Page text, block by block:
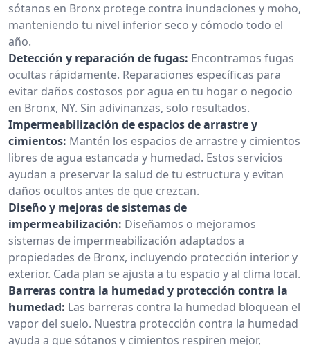
sótanos en Bronx protege contra inundaciones y moho,
manteniendo tu nivel inferior seco y cómodo todo el
año.
Detección y reparación de fugas: Encontramos fugas
ocultas rápidamente. Reparaciones específicas para
evitar daños costosos por agua en tu hogar o negocio
en Bronx, NY. Sin adivinanzas, solo resultados.
Impermeabilización de espacios de arrastre y
cimientos: Mantén los espacios de arrastre y cimientos
libres de agua estancada y humedad. Estos servicios
ayudan a preservar la salud de tu estructura y evitan
daños ocultos antes de que crezcan.
Diseño y mejoras de sistemas de
impermeabilización: Diseñamos o mejoramos
sistemas de impermeabilización adaptados a
propiedades de Bronx, incluyendo protección interior y
exterior. Cada plan se ajusta a tu espacio y al clima local.
Barreras contra la humedad y protección contra la
humedad: Las barreras contra la humedad bloquean el
vapor del suelo. Nuestra protección contra la humedad
ayuda a que sótanos y cimientos respiren mejor,